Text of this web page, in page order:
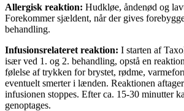
Allergisk reaktion: Hudkløe, åndenød og
Forekommer sjældent, når der gives
behandling.
Infusionsrelateret reaktion: I starten af
især ved 1. og 2. behandling, opstå en
følelse af trykken for brystet, rødme,
eventuelt smerter i lænden. Reaktionen
infusionen stoppes. Efter ca. 15-30 minutter
genoptages.